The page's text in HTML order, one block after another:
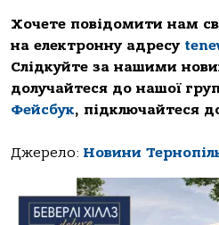
Хочете повідомити нам
на електронну адресу
Слідкуйте за нашими
долучайтеся до нашої
Фейсбук, підключайтеся
Джерело: Новини